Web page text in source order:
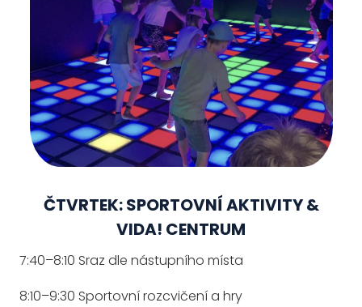
ČTVRTEK: SPORTOVNÍ AKTIVITY &
VIDA! CENTRUM
7:40–8:10 Sraz dle nástupního místa
8:10–9:30 Sportovní rozcvičení a hry